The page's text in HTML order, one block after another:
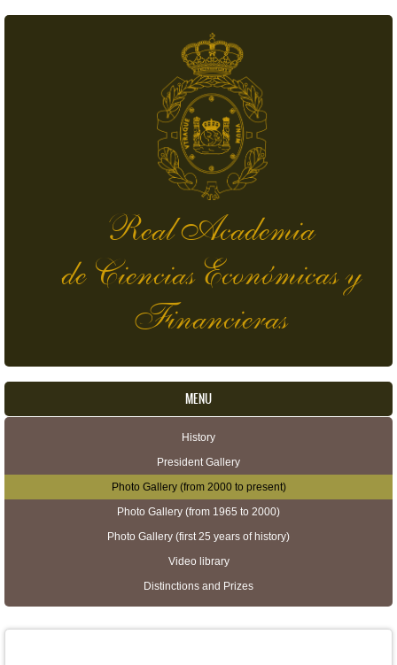
Real Academia
de Ciencias Económicas y
Financieras
MENU
History
President Gallery
Photo Gallery (from 2000 to present)
Photo Gallery (from 1965 to 2000)
Photo Gallery (first 25 years of history)
Video library
Distinctions and Prizes